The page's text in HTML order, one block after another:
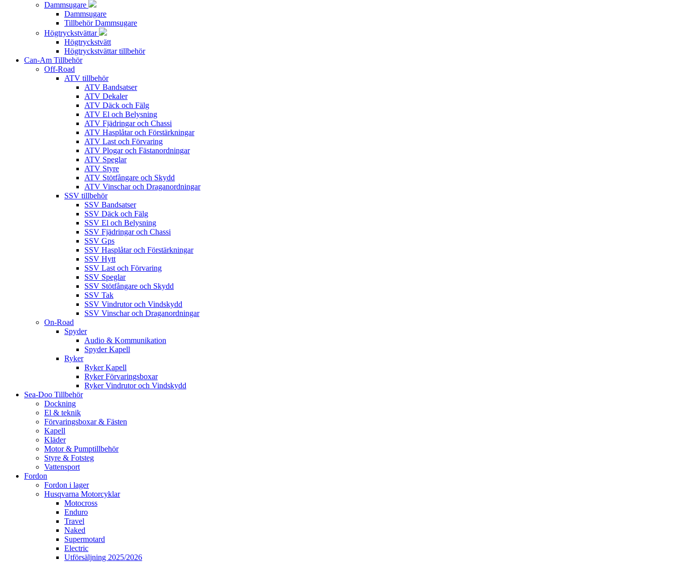
Dammsugare
Dammsugare
Tillbehör Dammsugare
Högtryckstvättar
Högtryckstvätt
Högtryckstvättar tillbehör
Can-Am Tillbehör
Off-Road
ATV tillbehör
ATV Bandsatser
ATV Dekaler
ATV Däck och Fälg
ATV El och Belysning
ATV Fjädringar och Chassi
ATV Hasplåtar och Förstärkningar
ATV Last och Förvaring
ATV Plogar och Fästanordningar
ATV Speglar
ATV Styre
ATV Stötfångare och Skydd
ATV Vinschar och Draganordningar
SSV tillbehör
SSV Bandsatser
SSV Däck och Fälg
SSV El och Belysning
SSV Fjädringar och Chassi
SSV Gps
SSV Hasplåtar och Förstärkningar
SSV Hytt
SSV Last och Förvaring
SSV Speglar
SSV Stötfångare och Skydd
SSV Tak
SSV Vindrutor och Vindskydd
SSV Vinschar och Draganordningar
On-Road
Spyder
Audio & Kommunikation
Spyder Kapell
Ryker
Ryker Kapell
Ryker Förvaringsboxar
Ryker Vindrutor och Vindskydd
Sea-Doo Tillbehör
Dockning
El & teknik
Förvaringsboxar & Fästen
Kapell
Kläder
Motor & Pumptillbehör
Styre & Fotsteg
Vattensport
Fordon
Fordon i lager
Husqvarna Motorcyklar
Motocross
Enduro
Travel
Naked
Supermotard
Electric
Utförsäljning 2025/2026